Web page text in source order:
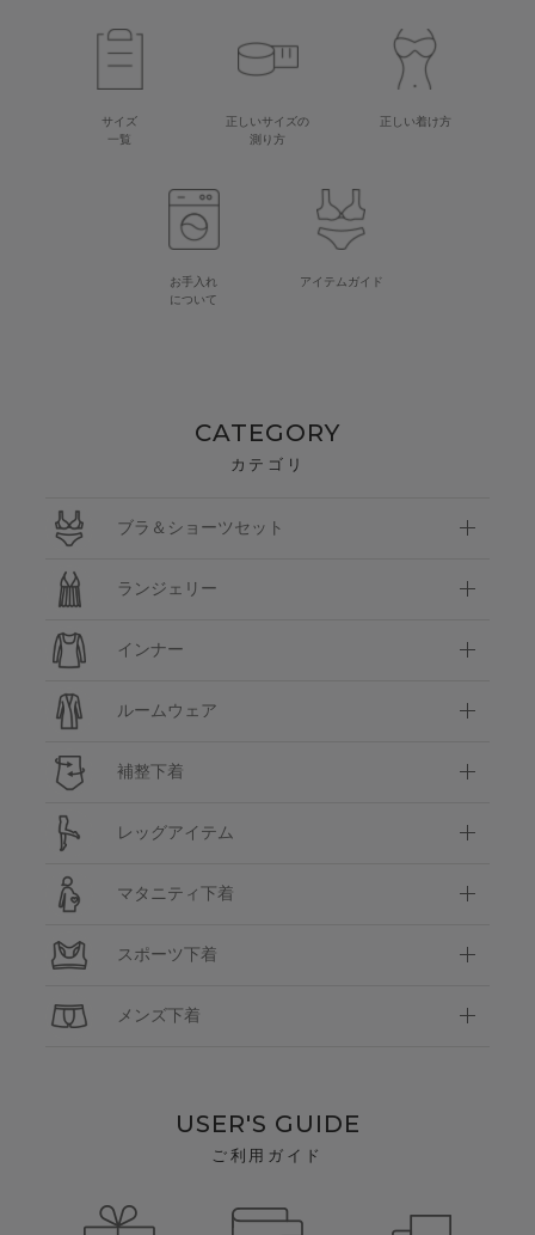
サイズ
一覧
正しいサイズの
測り方
正しい着け方
お手入れ
について
アイテムガイド
CATEGORY
カテゴリ
ブラ＆ショーツセット
ランジェリー
インナー
ルームウェア
補整下着
レッグアイテム
マタニティ下着
スポーツ下着
メンズ下着
USER'S GUIDE
ご利用ガイド